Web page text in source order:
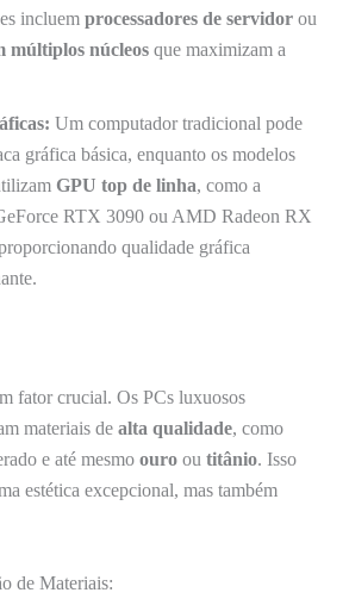
incluem processadores de servidor ou
múltiplos núcleos que maximizam a
Um computador tradicional pode
gráfica básica, enquanto os modelos
GPU top de linha, como a
RTX 3090 ou AMD Radeon RX
qualidade gráfica
fator crucial. Os PCs luxuosos
materiais de alta qualidade, como
e até mesmo ouro ou titânio. Isso
estética excepcional, mas também
de Materiais: